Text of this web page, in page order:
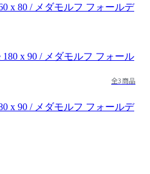
x 80 / メダモルフ フォールデ
全3商品
x 90 / メダモルフ フォールデ